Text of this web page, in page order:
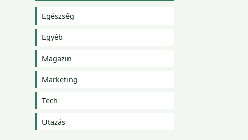
Egészség
Egyéb
Magazin
Marketing
Tech
Utazás